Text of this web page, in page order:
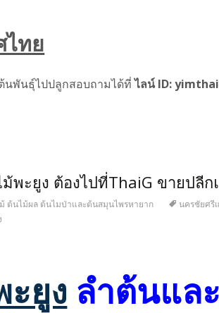
ไทย
นพันธุ์ไปปลูกสอบถามได้ที่ไลน์ ID:
ม้พะยูง ต้องไปที่ThaiG ขายป
ต้นไม้ผล ต้นไมป่าและต้นสมุนไพรหายาก นครชัยศรี
ยูง ลำต้นแล